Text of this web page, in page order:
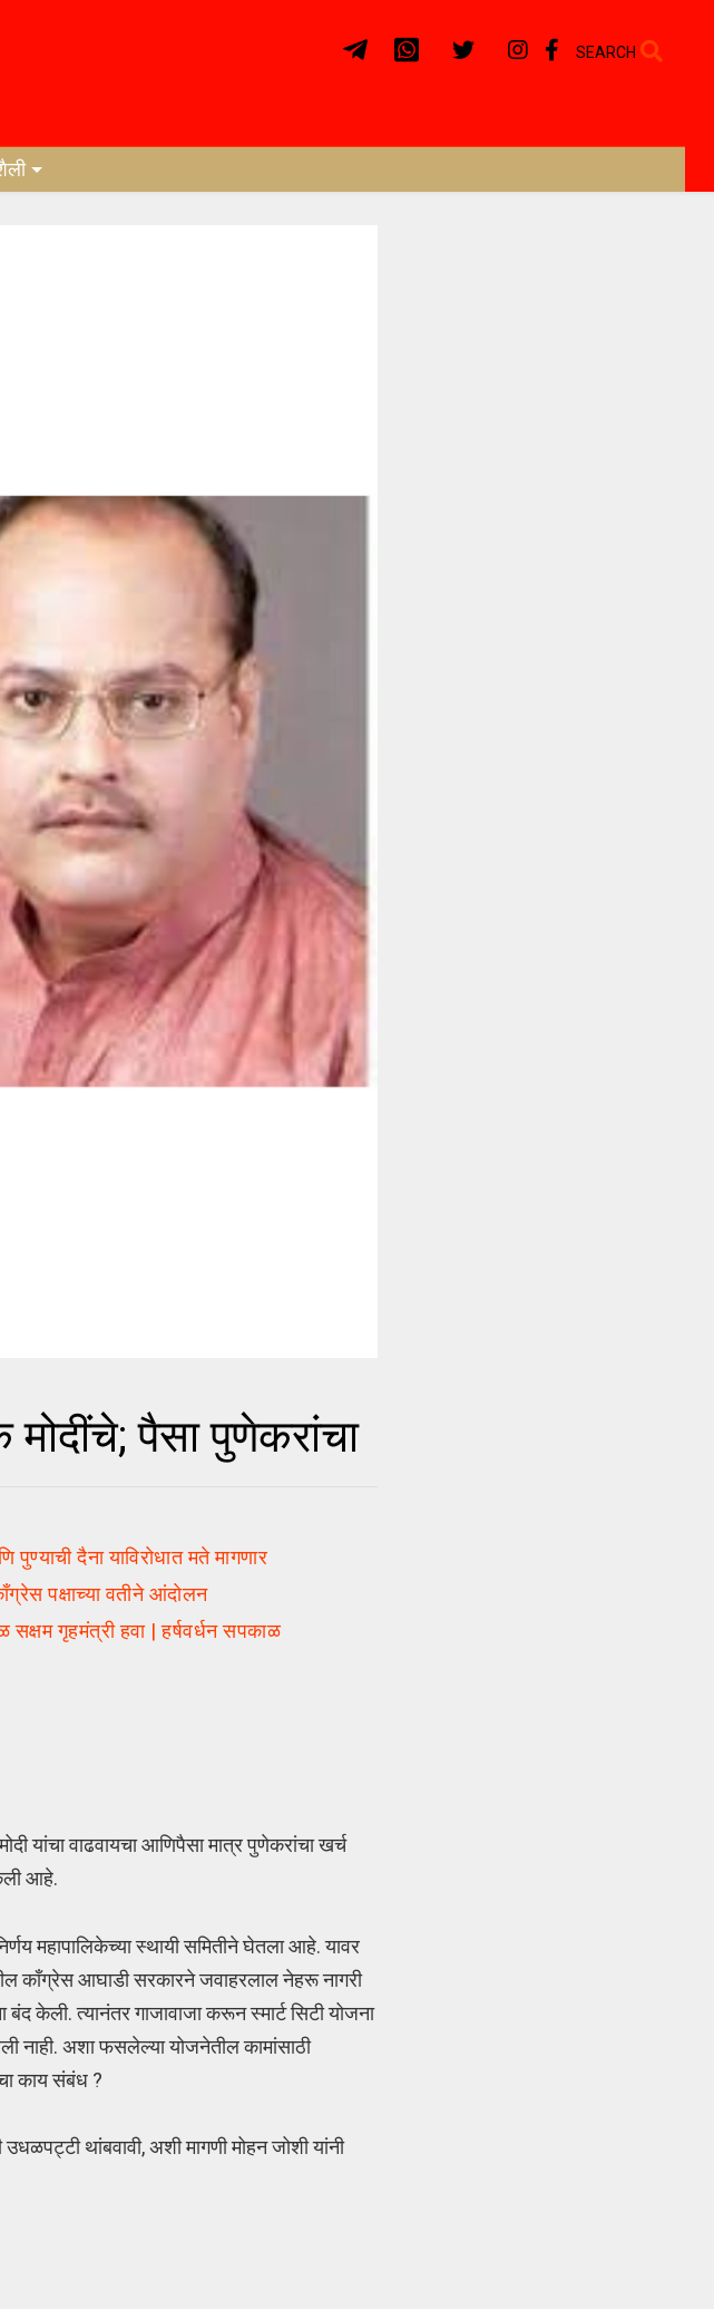
SEARCH
पैसा पुणेकरांचा
दैना याविरोधात मते मागणार
पक्षाच्या वतीने आंदोलन
गृहमंत्री हवा | हर्षवर्धन सपकाळ
यांचा वाढवायचा आणिपैसा मात्र पुणेकरांचा खर्च
आहे.
महापालिकेच्या स्थायी समितीने घेतला आहे. यावर
काँग्रेस आघाडी सरकारने जवाहरलाल नेहरू नागरी
बंद केली. त्यानंतर गाजावाजा करून स्मार्ट सिटी योजना
नाही. अशा फसलेल्या योजनेतील कामांसाठी
काय संबंध ?
थांबवावी, अशी मागणी मोहन जोशी यांनी